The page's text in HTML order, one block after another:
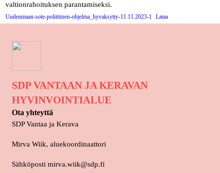
valtionrahoituksen parantamiseksi.
Uudenmaan-sote-poliittinen-ohjelma_hyvaksytty-11.11.2023-1 Lataa
SDP VANTAAN JA KERAVAN
HYVINVOINTIALUE
Ota yhteyttä
SDP Vantaa ja Kerava
Mirva Wiik, aluekoordinaattori
Sähköposti mirva.wiik@sdp.fi